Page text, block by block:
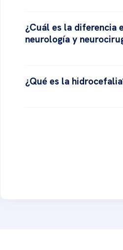
¿Cuál es la diferencia
neurología y
¿Qué es la